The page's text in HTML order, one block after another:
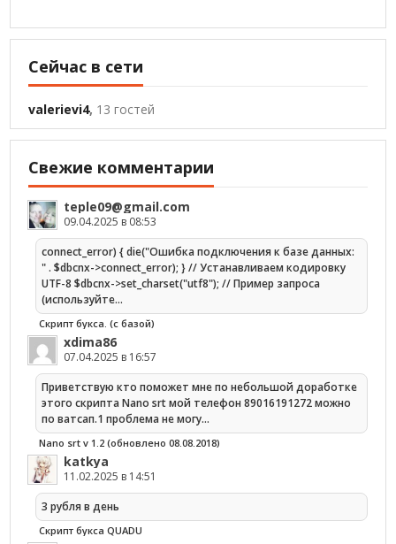
Сейчас в сети
valerievi4, 13 гостей
Свежие комментарии
teple09@gmail.com
09.04.2025 в 08:53
connect_error) { die("Ошибка подключения к базе данных:
" . $dbcnx->connect_error); } // Устанавливаем кодировку
UTF-8 $dbcnx->set_charset("utf8"); // Пример запроса
(используйте…
Скрипт букса. (с базой)
xdima86
07.04.2025 в 16:57
Приветствую кто поможет мне по небольшой доработке
этого скрипта Nano srt мой телефон 89016191272 можно
по ватсап.1 проблема не могу…
Nano srt v 1.2 (обновлено 08.08.2018)
katkya
11.02.2025 в 14:51
3 рубля в день
Скрипт букса QUADU